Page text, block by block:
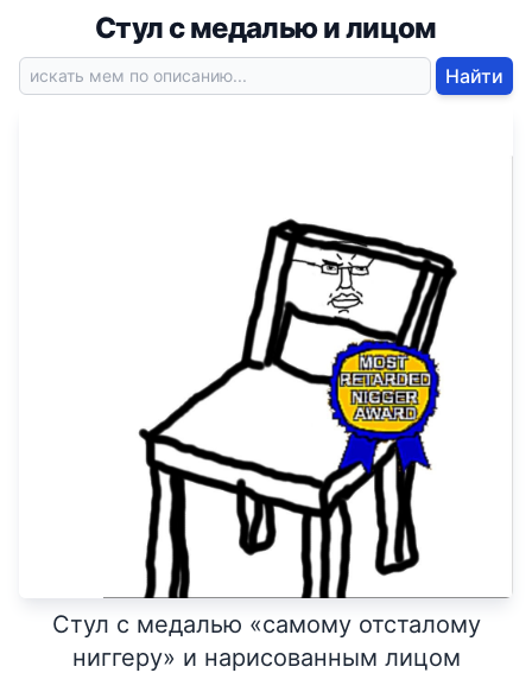
Стул с медалью и лицом
Найти
Стул с медалью «самому отсталому
ниггеру» и нарисованным лицом